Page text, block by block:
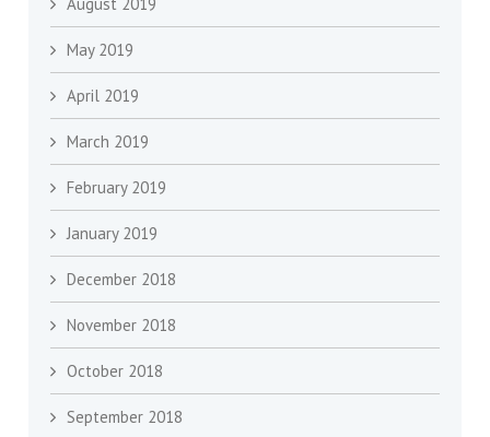
May 2019
April 2019
March 2019
February 2019
January 2019
December 2018
November 2018
October 2018
September 2018